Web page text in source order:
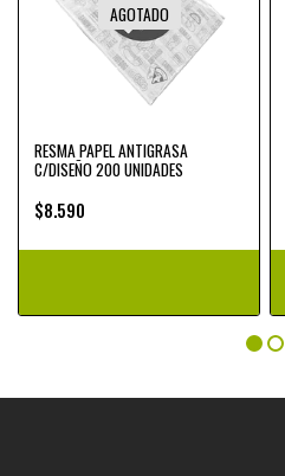
AGOTADO
RESMA PAPEL ANTIGRASA
C/DISEÑO 200 UNIDADES
$8.590